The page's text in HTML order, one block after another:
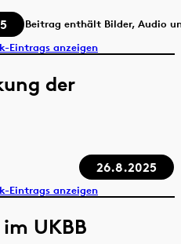
Beitrag enthält Bilder, Audio
Eintrags anzeigen
der
26.8.2025
Eintrags anzeigen
UKBB